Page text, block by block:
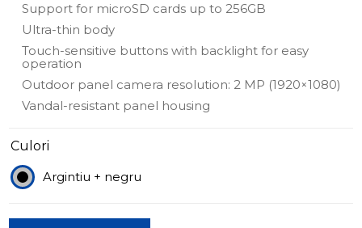
Support for microSD cards up to 256GB
Ultra-thin body
Touch-sensitive buttons with backlight for easy
operation
Outdoor panel camera resolution: 2 MP (1920×1080)
Vandal-resistant panel housing
Culori
Argintiu + negru